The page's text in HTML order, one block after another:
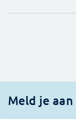
Meld je